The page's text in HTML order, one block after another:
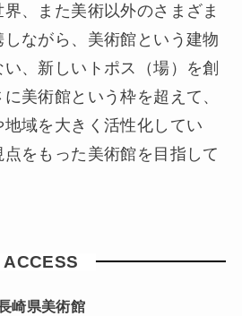
、また美術以外のさまざま
ながら、美術館という建物
、新しいトポス（場）を創
美術館という枠を超えて、
域を大きく活性化してい
をもった美術館を目指して
ACCESS
崎県美術館